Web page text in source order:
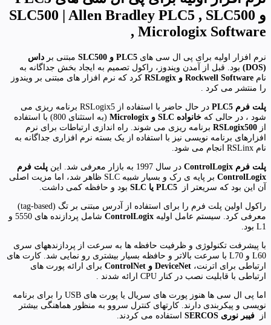
و SLC500 | Allen Bradley PLC5 , SLC500
, Micrologix Software
نرم افزار اولیه برای پی ال سی های PLC5 و SLC500 مبتنی بر داس
(DOS)
بود. قبل از آمدن ویندوز، راکول تصمیم به ایجاد بخش جداگانه به
نام
کرد که نرم افزار های مبتنی بر ویندوز
را منتشر می کرد .
پلت فرم PLC5
در حال حاضر با استفاده از RSLogix5 برنامه ریزی می
شود ، در حالی که خانواده SLC و Micrologix
(به استثنای 800) با استفاده
از
برنامه ریزی می شوند. راه اندازی ارتباطات برای نرم
افزارهای برنامه نویسی نیز با استفاده از یک بسته نرم افزاری جداگانه به
نام RSLinx انجام می شود.
پلت فرم ControlLogix در سال 1997 به بازار معرفی شد. این
پلت فرم
ControlLogix
بر پایه ی رک و بسیار شبیه SLC ظاهر شد، اما مزیت اصلی
آن این بود که سریعتر از PLC5 یا SLC بود و حافظه کمی داشت.
راکول اولین پلت فرم را برای استفاده از آدرس مبتنی بر تگ (tag-based)
معرفی کرد. سیستم عامل اولیه
شامل پردازنده های 5550 و
L1 بود.
با پیشرفت تکنولوژی و ظرفیت حافظه ها به سرعت از پردازندههای سری
L60 و L70 با سرعت بالاتر و حافظه بسیار بیشتری رو نمایی شد. کارت های
ارتباطی برای اترنت، DeviceNet و ControlNet
برای ارائه پورت های
ارتباطی با قابلیت نصب در کنار CPU ارائه شدند .
اما پی ال سی ها هنوز پورت های سریال یا پورت های USB را برای برنامه
نویسی و پیکربندی دارند. کارتهای کنترل سروو به منظور هماهنگی بیشتر
از
فیبر نوری SERCOS استفاده می کردند.